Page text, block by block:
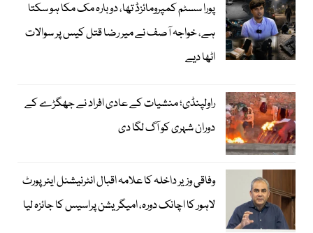
پورا سسٹم کمپرومائزڈ تھا، دوبارہ مک مکا ہو سکتا
ہے، خواجہ آصف نے میر رضا قتل کیس پر سوالات
اٹھا دیے
راولپنڈی؛ منشیات کے عادی افراد نے جھگڑے کے
دوران شہری کو آگ لگا دی
وفاقی وزیر داخلہ کا علامہ اقبال انٹرنیشنل ایئرپورٹ
لاہور کا اچانک دورہ، امیگریشن پراسیس کا جائزہ لیا